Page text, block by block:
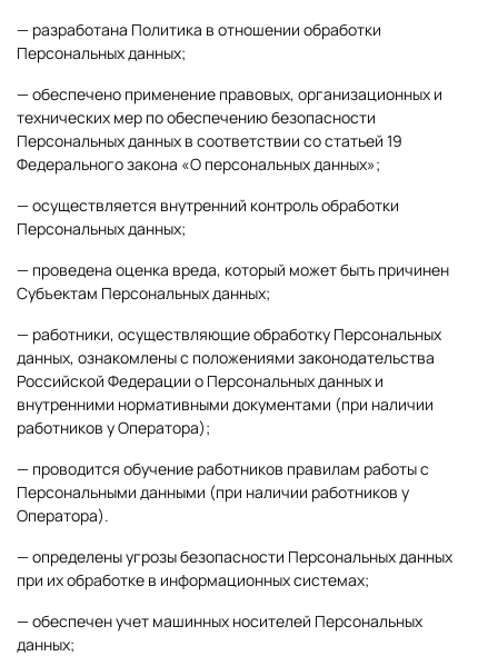
— разработана Политика в отношении обработки
Персональных данных;
— обеспечено применение правовых, организационных и
технических мер по обеспечению безопасности
Персональных данных в соответствии со статьей 19
Федерального закона «О персональных данных»;
— осуществляется внутренний контроль обработки
Персональных данных;
— проведена оценка вреда, который может быть причинен
Субъектам Персональных данных;
— работники, осуществляющие обработку Персональных
данных, ознакомлены с положениями законодательства
Российской Федерации о Персональных данных и
внутренними нормативными документами (при наличии
работников у Оператора);
— проводится обучение работников правилам работы с
Персональными данными (при наличии работников у
Оператора).
— определены угрозы безопасности Персональных данных
при их обработке в информационных системах;
— обеспечен учет машинных носителей Персональных
данных;